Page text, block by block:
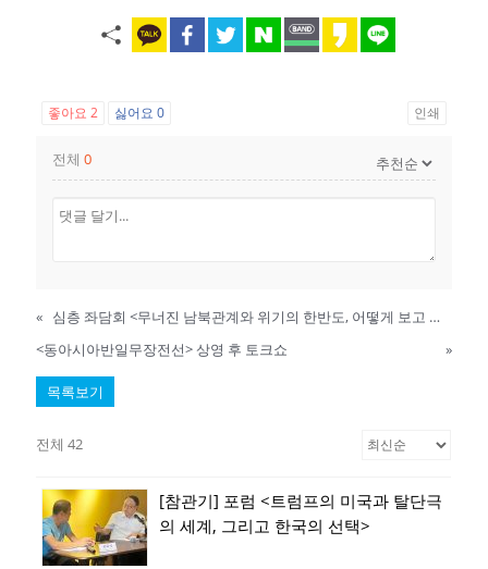
좋아요2 싫어요0 인쇄
전체0
«
심층 좌담회 <무너진 남북관계와 위기의 한반도, 어떻게 보고 어떻게 대응할 것인가?>
<동아시아반일무장전선> 상영 후 토크쇼
»
목록보기
전체 42
[참관기] 포럼 <트럼프의 미국과 탈단극
의 세계, 그리고 한국의 선택>